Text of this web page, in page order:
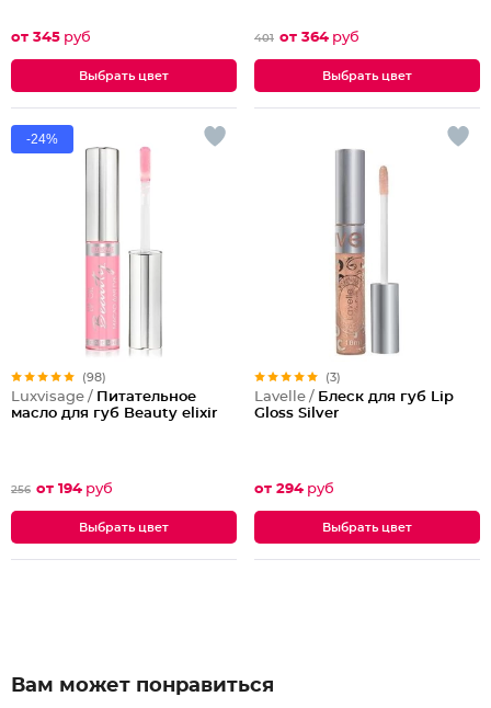
от 345 руб
Выбрать цвет
401 от 364 руб
Выбрать цвет
-24%
(98)
Luxvisage / Питательное
масло для губ Beauty elixir
256 от 194 руб
Выбрать цвет
(3)
Lavelle / Блеск для губ Lip
Gloss Silver
от 294 руб
Выбрать цвет
Вам может понравиться